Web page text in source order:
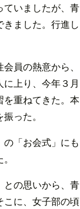
ていましたが、青
ました。行進し
員の熱意から、
上り、今年３月
を重ねてきた。本
った。
「お会式」にも
との思いから、青
こに、女子部の頃